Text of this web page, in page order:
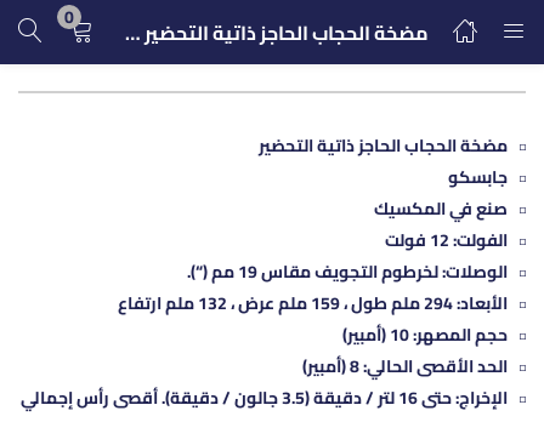
مضخة الحجاب الحاجز ذاتية التحضير من جابسكو 50880-1000 0
تسجيل الدخول التسجيل
ادخل اسم المستخدم وكلمة المرور للدخول.
تذكرنى
مضخة الحجاب الحاجز ذاتية التحضير
جابسكو
صنع في المكسيك
الفولت: 12 فولت
الوصلات: لخرطوم التجويف مقاس 19 مم (“).
الأبعاد: 294 ملم طول ، 159 ملم عرض ، 132 ملم ارتفاع
حجم المصهر: 10 (أمبير)
الحد الأقصى الحالي: 8 (أمبير)
الإخراج: حتى 16 لتر / دقيقة (3.5 جالون / دقيقة). أقصى رأس إجمالي